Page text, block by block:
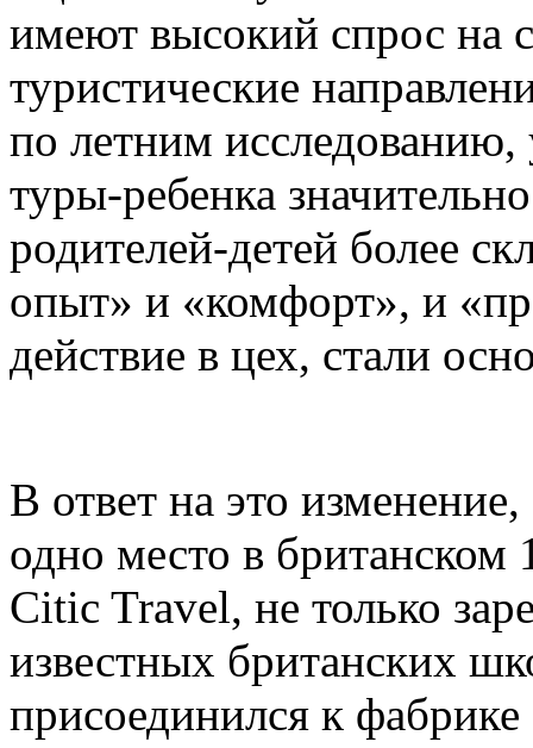
имеют высокий спрос на
туристические
по летним
туры-ребенка
родителей-детей более
опыт» и «комфорт», и
действие в цех, стали
В ответ на это
одно место в
Citic Travel, не только
известных британских
присоединился к